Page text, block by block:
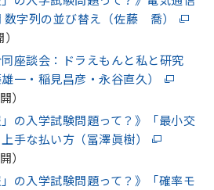
数字列の並び替え（佐藤 喬）
同座談会：ドラえもんと私と研究
一・稲見昌彦・永谷直久）
）
」の入学試験問題って？》「最小交
手な払い方（冨澤眞樹）
）
」の入学試験問題って？》「確率モ